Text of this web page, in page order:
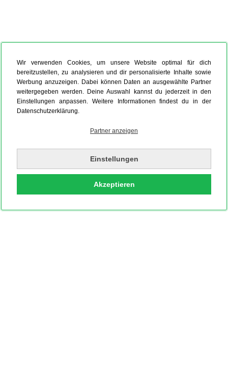
Wir verwenden Cookies, um unsere Website optimal für dich
bereitzustellen, zu analysieren und dir personalisierte Inhalte sowie
Werbung anzuzeigen. Dabei können Daten an ausgewählte Partner
weitergegeben werden. Deine Auswahl kannst du jederzeit in den
Einstellungen anpassen. Weitere Informationen findest du in der
Datenschutzerklärung.
Partner anzeigen
Einstellungen
Akzeptieren